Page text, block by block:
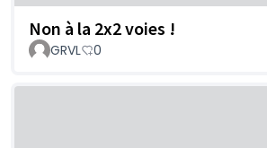
Non à la 2x2 voies !
GRVL 0